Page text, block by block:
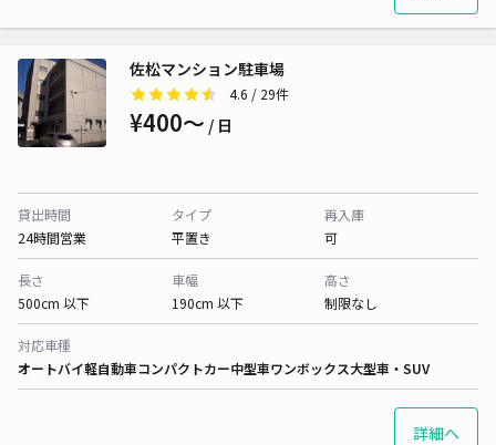
佐松マンション駐車場
4.6 / 29件
¥400〜 / 日
貸出時間
24時間営業
タイプ
平置き
再入庫
可
長さ
500cm 以下
車幅
190cm 以下
高さ
制限なし
対応車種
オートバイ軽自動車コンパクトカー中型車ワンボックス大型車・SUV
詳細へ